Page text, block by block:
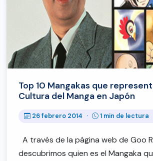
Top 10 Mangakas que
Cultura del Manga en Japón
26 febrero 2014 · 1 min de lectura
A través de la página web de Goo
descubrimos quien es el Mangaka